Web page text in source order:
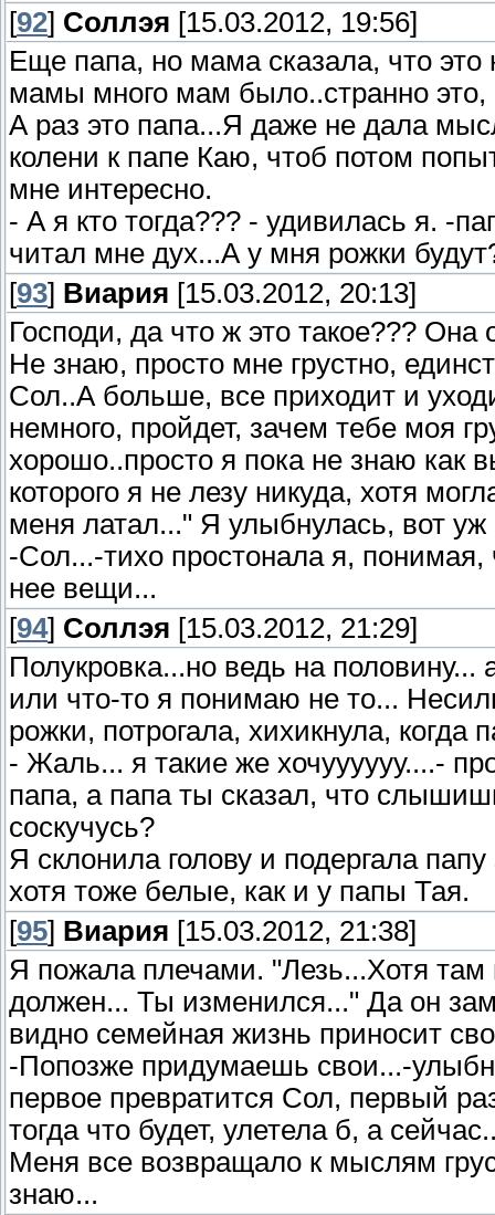
[92] Соллэя [15.03.2012, 19:56]
Еще папа, но мама сказала, что это
мамы много мам было..странно это,
А раз это папа...Я даже не дала
колени к папе Каю, чтоб потом
мне интересно.
- А я кто тогда??? - удивилась я. -
читал мне дух...А у мня рожки
[93] Виария [15.03.2012, 20:13]
Господи, да что ж это такое???
Не знаю, просто мне грустно,
Сол..А больше, все приходит и
немного, пройдет, зачем тебе моя
хорошо..просто я пока не знаю как
которого я не лезу никуда, хотя
меня латал..." Я улыбнулась, вот
-Сол...-тихо простонала я, понимая,
нее вещи...
[94] Соллэя [15.03.2012, 21:29]
Полукровка...но ведь на
или что-то я понимаю не то...
рожки, потрогала, хихикнула, когда
- Жаль... я такие же хочуууууу....-
папа, а папа ты сказал, что
соскучусь?
Я склонила голову и подергала
хотя тоже белые, как и у папы Тая.
[95] Виария [15.03.2012, 21:38]
Я пожала плечами. "Лезь...Хотя там
должен... Ты изменился..." Да он
видно семейная жизнь приносит
-Попозже придумаешь свои...-
первое превратится Сол, первый
тогда что будет, улетела б, а
Меня все возвращало к мыслям
знаю...